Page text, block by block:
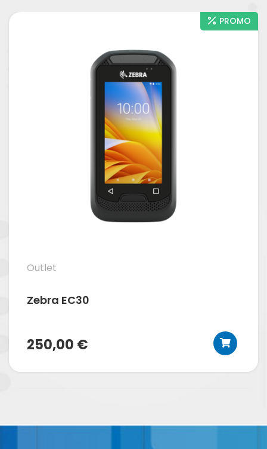
Outlet
Zebra EC30
250,00 €
PROMO